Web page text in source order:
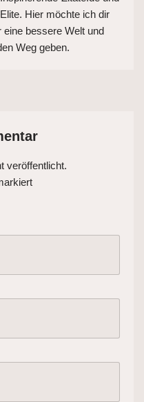
Hier möchte ich dir
bessere Welt und
Weg geben.
veröffentlicht.